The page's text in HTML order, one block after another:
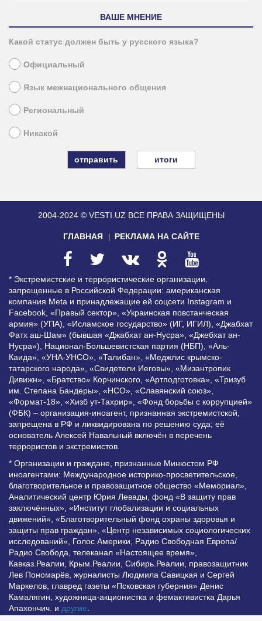
ВАШЕ МНЕНИЕ
Какой статус должен быть у русского языка?
Официальный
Язык межнационального общения
Региональный
Никакой
итоги
2004-2024 © VESTI.UZ ВСЕ ПРАВА ЗАЩИЩЕНЫ
ГЛАВНАЯ РЕКЛАМА НА САЙТЕ
* Экстремистские и террористические организации,
запрещенные в Российской Федерации: американская
компания Meta и принадлежащие ей соцсети Instagram и
Facebook, «Правый сектор», «Украинская повстанческая
армия» (УПА), «Исламское государство» (ИГ, ИГИЛ), «Джабхат
Фатх аш-Шам» (бывшая «Джабхат ан-Нусра», «Джебхат ан-
Нусра»), Национал-Большевистская партия (НБП), «Аль-
Каида», «УНА-УНСО», «Талибан», «Меджлис крымско-
татарского народа», «Свидетели Иеговы», «Мизантропик
Дивижн», «Братство» Корчинского, «Артподготовка», «Тризуб
им. Степана Бандеры», «НСО», «Славянский союз»,
«Формат-18», «Хизб ут-Тахрир», «Фонд борьбы с коррупцией»
(ФБК) – организация-иноагент, признанная экстремистской,
запрещена в РФ и ликвидирована по решению суда; её
основатель Алексей Навальный включён в перечень
террористов и экстремистов.
* Организации и граждане, признанные Минюстом РФ
иноагентами: Международное историко-просветительское,
благотворительное и правозащитное общество «Мемориал»,
Аналитический центр Юрия Левады, фонд «В защиту прав
заключённых», «Институт глобализации и социальных
движений», «Благотворительный фонд охраны здоровья и
защиты прав граждан», «Центр независимых социологических
исследований», Голос Америки, Радио Свободная Европа/
Радио Свобода, телеканал «Настоящее время»,
Кавказ.Реалии, Крым.Реалии, Сибирь.Реалии, правозащитник
Лев Пономарёв, журналисты Людмила Савицкая и Сергей
Маркелов, главред газеты «Псковская губерния» Денис
Камалягин, художница-акционистка и фемактивистка Дарья
Апахончич. и другие